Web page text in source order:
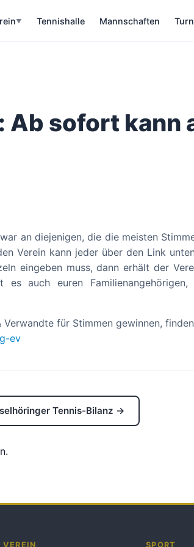
▼ Tennishalle Mannschaften
Ab sofort
an diejenigen, die die meisten
Verein kann jeder über den Link
eingeben muss, dann erhält der
euren Familienangehörigen,
für Stimmen gewinnen,
ev
Tennis-Bilanz →
VEREIN SPORT